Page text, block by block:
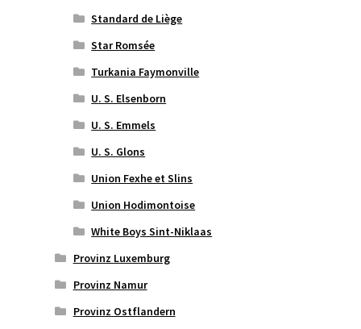
Standard de Liège
Star Romsée
Turkania Faymonville
U. S. Elsenborn
U. S. Emmels
U. S. Glons
Union Fexhe et Slins
Union Hodimontoise
White Boys Sint-Niklaas
Provinz Luxemburg
Provinz Namur
Provinz Ostflandern